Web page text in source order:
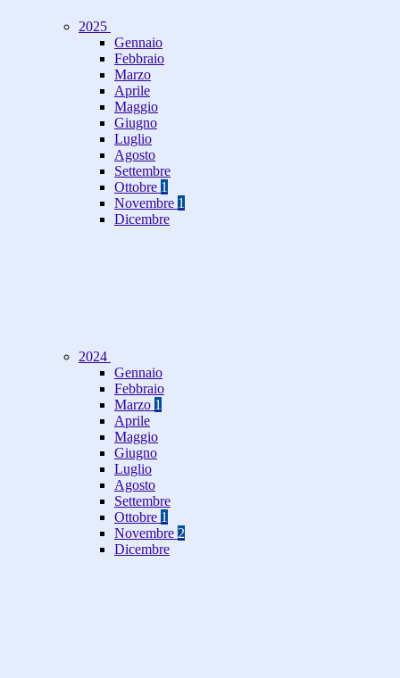
2025
Gennaio
Febbraio
Marzo
Aprile
Maggio
Giugno
Luglio
Agosto
Settembre
Ottobre 1
Novembre 1
Dicembre
2024
Gennaio
Febbraio
Marzo 1
Aprile
Maggio
Giugno
Luglio
Agosto
Settembre
Ottobre 1
Novembre 2
Dicembre